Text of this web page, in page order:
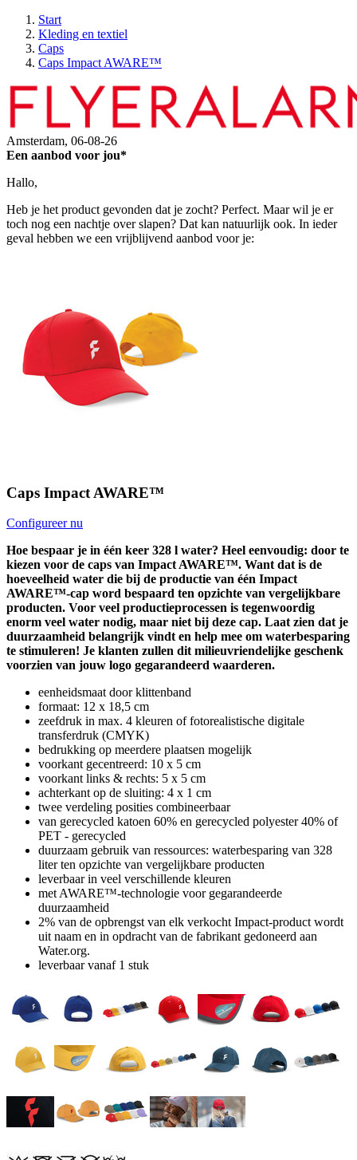
Start
Kleding en textiel
Caps
Caps Impact AWARE™
Amsterdam, 06-08-26
Een aanbod voor jou*
Hallo,
Heb je het product gevonden dat je zocht? Perfect. Maar wil je er
toch nog een nachtje over slapen? Dat kan natuurlijk ook. In ieder
geval hebben we een vrijblijvend aanbod voor je:
Caps Impact AWARE™
Configureer nu
Hoe bespaar je in één keer 328 l water? Heel eenvoudig: door te
kiezen voor de caps van Impact AWARE™. Want dat is de
hoeveelheid water die bij de productie van één Impact
AWARE™-cap word bespaard ten opzichte van vergelijkbare
producten. Voor veel productieprocessen is tegenwoordig
enorm veel water nodig, maar niet bij deze cap. Laat zien dat je
duurzaamheid belangrijk vindt en help mee om waterbesparing
te stimuleren! Je klanten zullen dit milieuvriendelijke geschenk
voorzien van jouw logo gegarandeerd waarderen.
eenheidsmaat door klittenband
formaat: 12 x 18,5 cm
zeefdruk in max. 4 kleuren of fotorealistische digitale
transferdruk (CMYK)
bedrukking op meerdere plaatsen mogelijk
voorkant gecentreerd: 10 x 5 cm
voorkant links & rechts: 5 x 5 cm
achterkant op de sluiting: 4 x 1 cm
twee verdeling posities combineerbaar
van gerecycled katoen 60% en gerecycled polyester 40% of
PET - gerecycled
duurzaam gebruik van ressources: waterbesparing van 328
liter ten opzichte van vergelijkbare producten
leverbaar in veel verschillende kleuren
met AWARE™-technologie voor gegarandeerde
duurzaamheid
2% van de opbrengst van elk verkocht Impact-product wordt
uit naam en in opdracht van de fabrikant gedoneerd aan
Water.org.
leverbaar vanaf 1 stuk